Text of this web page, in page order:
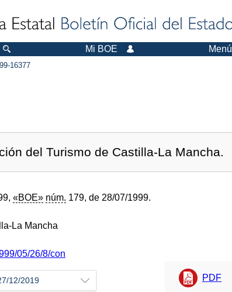
Mi BOE Menú
16377
del Turismo de Castilla-La Mancha.
«BOE» núm. 179, de 28/07/1999.
La Mancha
05/26/8/con
12/2019 PDF